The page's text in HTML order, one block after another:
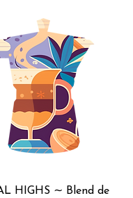
HIGHS ∼ Blend de